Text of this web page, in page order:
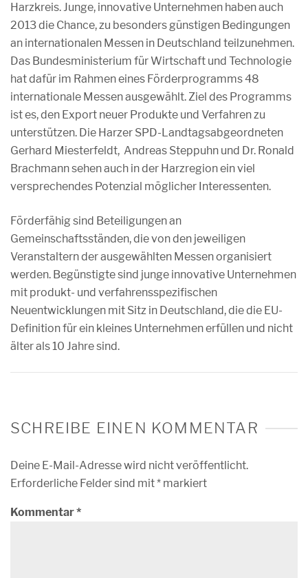
Harzkreis. Junge, innovative Unternehmen haben auch
2013 die Chance, zu besonders günstigen Bedingungen
an internationalen Messen in Deutschland teilzunehmen.
Das Bundesministerium für Wirtschaft und Technologie
hat dafür im Rahmen eines Förderprogramms 48
internationale Messen ausgewählt. Ziel des Programms
ist es, den Export neuer Produkte und Verfahren zu
unterstützen. Die Harzer SPD-Landtagsabgeordneten
Gerhard Miesterfeldt, Andreas Steppuhn und Dr. Ronald
Brachmann sehen auch in der Harzregion ein viel
versprechendes Potenzial möglicher Interessenten.
Förderfähig sind Beteiligungen an
Gemeinschaftsständen, die von den jeweiligen
Veranstaltern der ausgewählten Messen organisiert
werden. Begünstigte sind junge innovative Unternehmen
mit produkt- und verfahrensspezifischen
Neuentwicklungen mit Sitz in Deutschland, die die EU-
Definition für ein kleines Unternehmen erfüllen und nicht
älter als 10 Jahre sind.
SCHREIBE EINEN KOMMENTAR
Deine E-Mail-Adresse wird nicht veröffentlicht.
Erforderliche Felder sind mit* markiert
Kommentar*